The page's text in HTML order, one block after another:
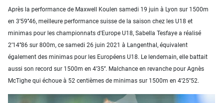
Après la performance de Maxwell Koulen samedi 19 juin à Lyon sur 1500m
en 3’59’’46, meilleure performance suisse de la saison chez les U18 et
minimas pour les championnats d'Europe U18, Sabella Tesfaye a réalisé
2’14’’86 sur 800m, ce samedi 26 juin 2021 à Langenthal, équivalent
également des minimas pour les Européens U18. Le lendemain, elle battait
aussi son record sur 1500m en 4’35’’. Malchance en revanche pour Agnès
McTighe qui échoue à 52 centièmes de minimas sur 1500m en 4'25''52.